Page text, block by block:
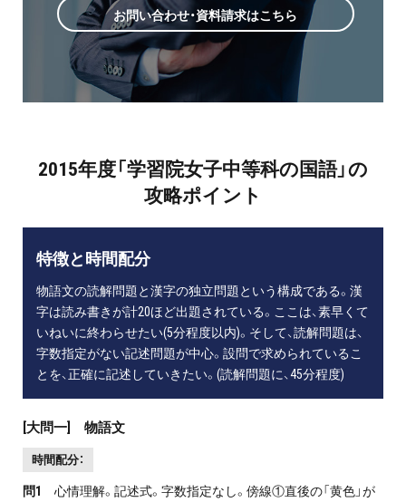
お問い合わせ・資料請求はこちら
2015年度「学習院女子中等科の国語」の
攻略ポイント
特徴と時間配分
物語文の読解問題と漢字の独立問題という構成である。漢
字は読み書きが計20ほど出題されている。ここは、素早くて
いねいに終わらせたい(5分程度以内)。そして、読解問題は、
字数指定がない記述問題が中心。設問で求められているこ
とを、正確に記述していきたい。(読解問題に、45分程度)
[大問一] 物語文
時間配分：
問1
心情理解。記述式。字数指定なし。傍線①直後の「黄色」が